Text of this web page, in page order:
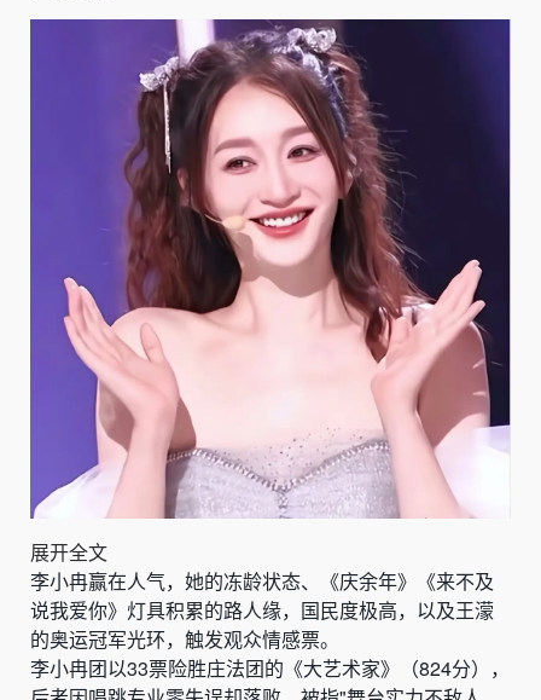
展开全文
李小冉赢在人气，她的冻龄状态、《庆余年》《来不及
说我爱你》灯具积累的路人缘，国民度极高，以及王濛
的奥运冠军光环，触发观众情感票。
李小冉团以33票险胜庄法团的《大艺术家》（824分），